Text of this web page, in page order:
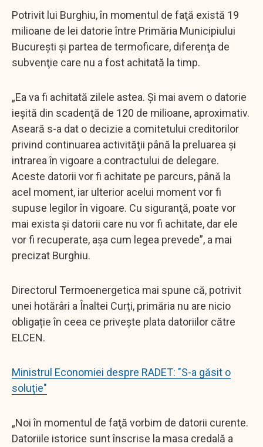
Potrivit lui Burghiu, în momentul de faţă există 19
milioane de lei datorie între Primăria Municipiului
Bucureşti şi partea de termoficare, diferenţa de
subvenţie care nu a fost achitată la timp.
„Ea va fi achitată zilele astea. Şi mai avem o datorie
ieşită din scadenţă de 120 de milioane, aproximativ.
Aseară s-a dat o decizie a comitetului creditorilor
privind continuarea activităţii până la preluarea şi
intrarea în vigoare a contractului de delegare.
Aceste datorii vor fi achitate pe parcurs, până la
acel moment, iar ulterior acelui moment vor fi
supuse legilor în vigoare. Cu siguranţă, poate vor
mai exista şi datorii care nu vor fi achitate, dar ele
vor fi recuperate, aşa cum legea prevede”, a mai
precizat Burghiu.
Directorul Termoenergetica mai spune că, potrivit
unei hotărâri a Înaltei Curți, primăria nu are nicio
obligație în ceea ce privește plata datoriilor către
ELCEN.
Ministrul Economiei despre RADET: "S-a găsit o
soluţie"
„Noi în momentul de faţă vorbim de datorii curente.
Datoriile istorice sunt înscrise la masa credală a